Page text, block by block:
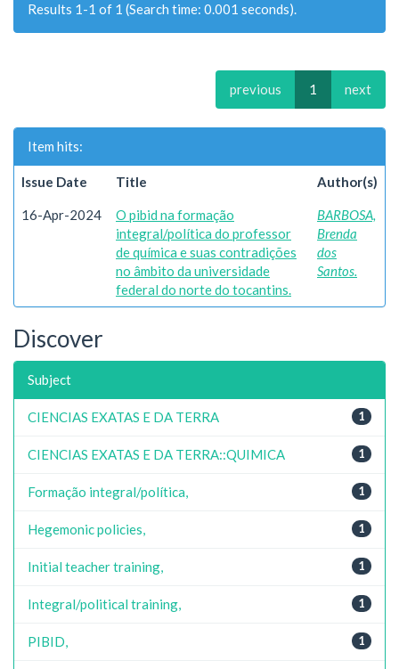
Results 1-1 of 1 (Search time: 0.001 seconds).
previous 1 next
Item hits:
Issue Date Title Author(s)
16-Apr-2024
O pibid na formação
integral/política do professor
de química e suas contradições
no âmbito da universidade
federal do norte do tocantins.
BARBOSA,
Brenda
dos
Santos.
Discover
Subject
1
CIENCIAS EXATAS E DA TERRA
1
CIENCIAS EXATAS E DA TERRA::QUIMICA
1
Formação integral/política,
1
Hegemonic policies,
1
Initial teacher training,
1
Integral/political training,
1
PIBID,